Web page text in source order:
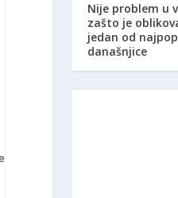
Nije problem u
zašto je
jedan od
današnjice